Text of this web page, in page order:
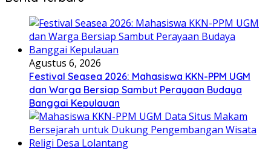
Agustus 6, 2026
Festival Seasea 2026: Mahasiswa KKN-PPM UGM
dan Warga Bersiap Sambut Perayaan Budaya
Banggai Kepulauan